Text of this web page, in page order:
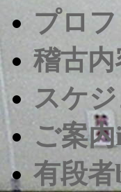
プロ
稽古内
スケ
ご案内
有段者